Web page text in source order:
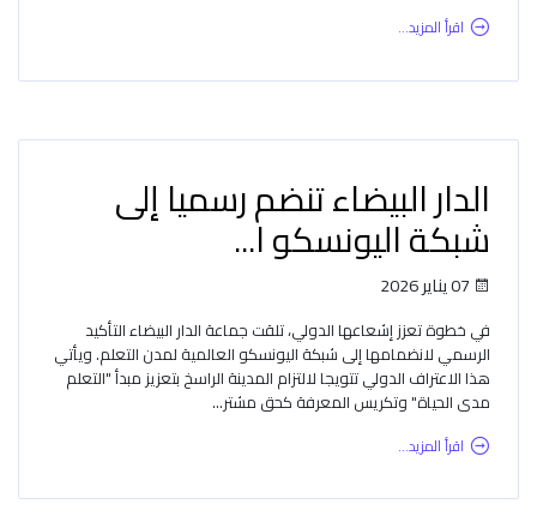
اقرأ المزيد...
الدار البيضاء تنضم رسميا إلى
شبكة اليونسكو ا...
في خطوة تعزز إشعاعها الدولي، تلقت جماعة الدار البيضاء التأكيد
الرسمي لانضمامها إلى شبكة اليونسكو العالمية لمدن التعلم. ويأتي
هذا الاعتراف الدولي تتويجا لالتزام المدينة الراسخ بتعزيز مبدأ "التعلم
مدى الحياة" وتكريس المعرفة كحق مشتر...
اقرأ المزيد...